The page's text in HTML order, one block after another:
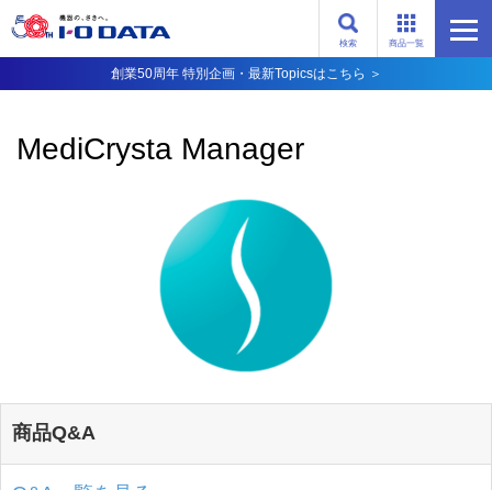
商品一覧
検索
創業50周年 特別企画・最新Topicsはこちら ＞
MediCrysta Manager
商品Q&A